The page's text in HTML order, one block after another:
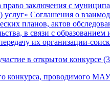
право заключения с
Соглашения о
планов, актов
в связи с
их организации-
в открытом конкурсе
конкурса, проводимого